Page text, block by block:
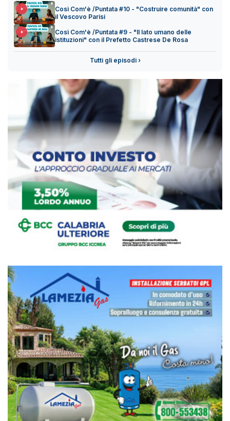
Così Com'è /Puntata #10 - "Costruire comunità" con
il Vescovo Parisi
Così Com'è /Puntata #9 - "Il lato umano delle
istituzioni" con il Prefetto Castrese De Rosa
Tutti gli episodi ›